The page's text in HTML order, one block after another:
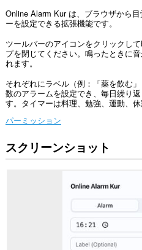
Online Alarm Kur は、ブラウザから
ーを設定できる拡張機能です。
ツールバーのアイコンをクリックし
プを閉じてください。鳴ったときに
れます。
それぞれにラベル（例：「薬を飲む
数のアラームを設定でき、毎日繰り
す。タイマーは料理、勉強、運動、休
パーミッション
This
extension
スクリーンショット